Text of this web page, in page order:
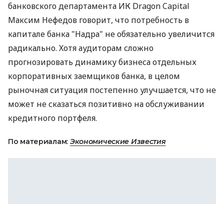
банковского департамента ИК Dragon Capital
Максим Нефедов говорит, что потребность в
капитале банка "Надра" не обязательно увеличится
радикально. Хотя аудиторам сложно
прогнозировать динамику бизнеса отдельных
корпоративных заемщиков банка, в целом
рыночная ситуация постепенно улучшается, что не
может не сказаться позитивно на обслуживании
кредитного портфеля.
По материалам: Экономические Известия